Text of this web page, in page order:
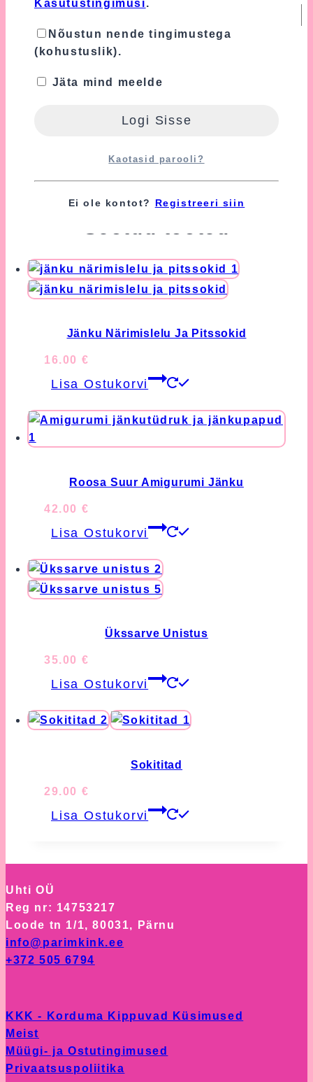
Turvalisuse tagamiseks kasutame Google'i
kohaldatakse Google'i
Nõustun nende tingimustega
Jänku Närimislelu Ja Pitssokid
16.00 €
Lisa Ostukorvi
Roosa Suur Amigurumi Jänku
42.00 €
Lisa Ostukorvi
Ükssarve Unistus
35.00 €
Lisa Ostukorvi
Sokititad
29.00 €
Lisa Ostukorvi
Uhti OÜ
Reg nr: 14753217
Loode tn 1/1, 80031, Pärnu
info@parimkink.ee
+372 505 6794
KKK - Korduma Kippuvad Küsimused
Meist
Müügi- ja Ostutingimused
Privaatsuspoliitika
Kasutustingimusi.
Nõustun nende tingimustega
(kohustuslik).
Jäta mind meelde
Kaotasid parooli?
Ei ole kontot? Registreeri siin